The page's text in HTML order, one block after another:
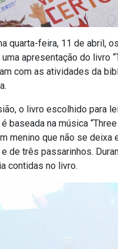
quarta-feira, 11 de abril,
apresentação do livro
com as atividades da
o livro escolhido para
baseada na música
menino que não se deixa
de três passarinhos.
contidas no livro.